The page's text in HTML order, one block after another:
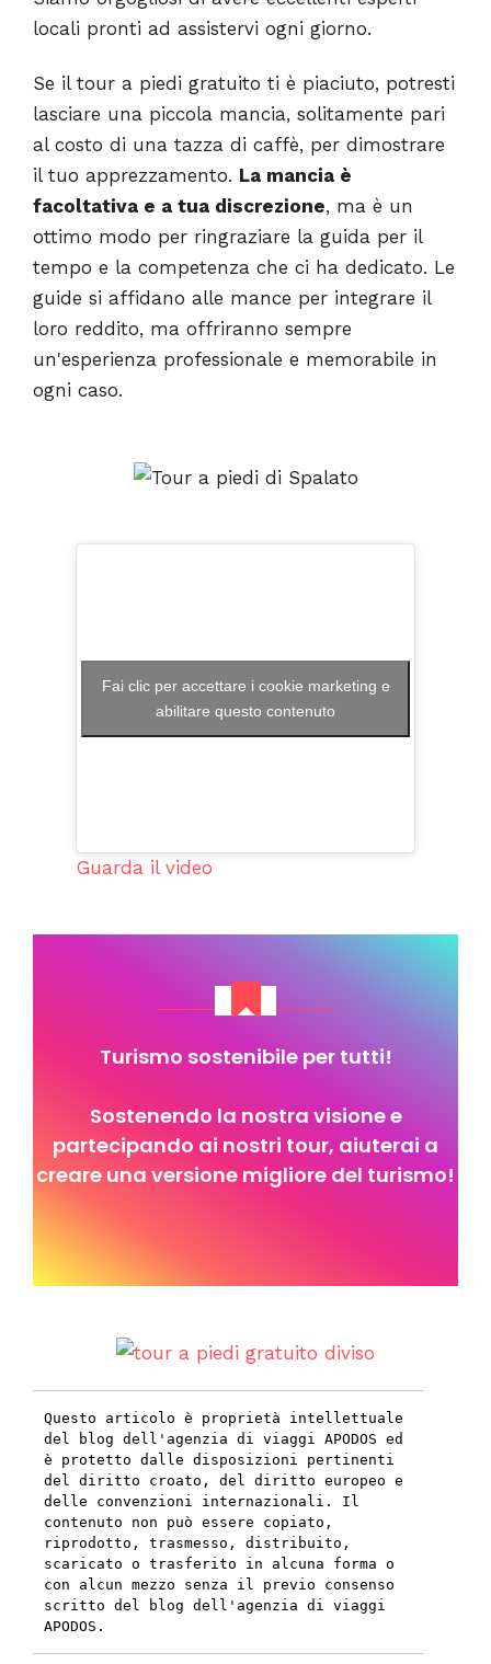
locali pronti ad assistervi ogni giorno.
Se il tour a piedi gratuito ti è piaciuto, potresti
lasciare una piccola mancia, solitamente pari
al costo di una tazza di caffè, per dimostrare
il tuo apprezzamento. La mancia è
facoltativa e a tua discrezione, ma è un
ottimo modo per ringraziare la guida per il
tempo e la competenza che ci ha dedicato. Le
guide si affidano alle mance per integrare il
loro reddito, ma offriranno sempre
un'esperienza professionale e memorabile in
ogni caso.
Fai clic per accettare i cookie marketing e
abilitare questo contenuto
Guarda il video
Turismo sostenibile per tutti!
Sostenendo la nostra visione e
partecipando ai nostri tour, aiuterai a
creare una versione migliore del turismo!
Questo articolo è proprietà intellettuale
del blog dell'agenzia di viaggi APODOS ed
è protetto dalle disposizioni pertinenti
del diritto croato, del diritto europeo e
delle convenzioni internazionali. Il
contenuto non può essere copiato,
riprodotto, trasmesso, distribuito,
scaricato o trasferito in alcuna forma o
con alcun mezzo senza il previo consenso
scritto del blog dell'agenzia di viaggi
APODOS.